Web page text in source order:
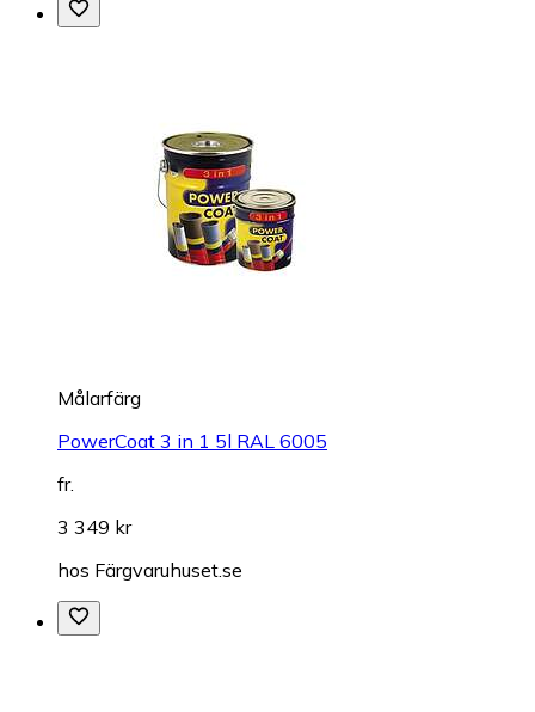
Målarfärg
PowerCoat 3 in 1 5l RAL 6005
fr.
3 349 kr
hos Färgvaruhuset.se